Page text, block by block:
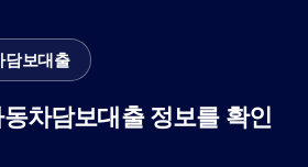
담보대출
차담보대출 정보를 확인